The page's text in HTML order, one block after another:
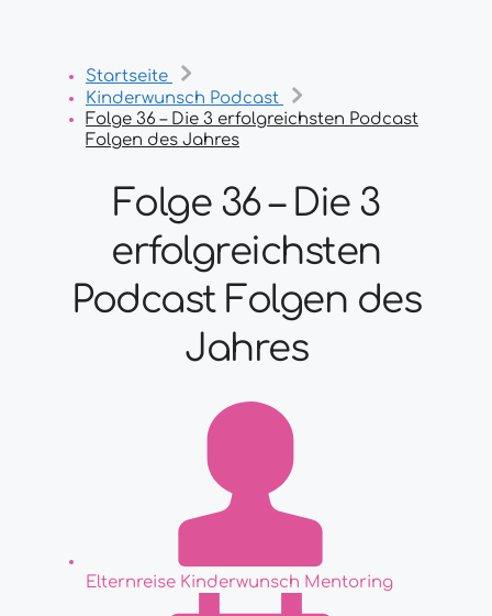
Startseite
Kinderwunsch Podcast
Folge 36 – Die 3 erfolgreichsten Podcast
Folgen des Jahres
Folge 36 – Die 3
erfolgreichsten
Podcast Folgen des
Jahres
Elternreise Kinderwunsch Mentoring